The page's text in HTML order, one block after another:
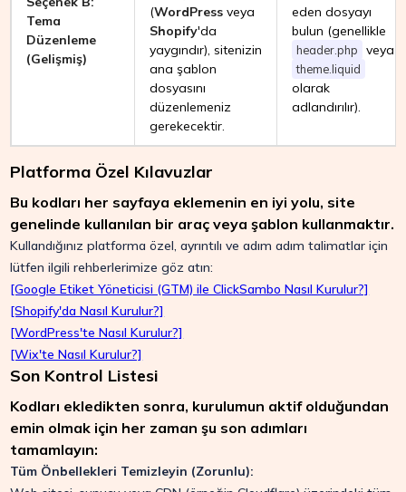
Tema
Düzenleme
(Gelişmiş)
(WordPress veya
Shopify'da
yaygındır), sitenizin
ana şablon
dosyasını
düzenlemeniz
gerekecektir.
eden dosyayı
bulun (genellikle
header.php veya
theme.liquid
olarak
adlandırılır).
Platforma Özel Kılavuzlar
Bu kodları her sayfaya eklemenin en iyi yolu, site
genelinde kullanılan bir araç veya şablon kullanmaktır.
Kullandığınız platforma özel, ayrıntılı ve adım adım talimatlar için
lütfen ilgili rehberlerimize göz atın:
[Google Etiket Yöneticisi (GTM) ile ClickSambo Nasıl Kurulur?]
[Shopify'da Nasıl Kurulur?]
[WordPress'te Nasıl Kurulur?]
[Wix'te Nasıl Kurulur?]
Son Kontrol Listesi
Kodları ekledikten sonra, kurulumun aktif olduğundan
emin olmak için her zaman şu son adımları
tamamlayın:
Tüm Önbellekleri Temizleyin (Zorunlu):